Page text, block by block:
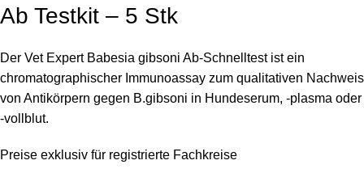
Ab Testkit – 5 Stk
Der Vet Expert Babesia gibsoni Ab-Schnelltest ist ein
chromatographischer Immunoassay zum qualitativen Nachweis
von Antikörpern gegen B.gibsoni in Hundeserum, -plasma oder
-vollblut.
Preise exklusiv für registrierte Fachkreise